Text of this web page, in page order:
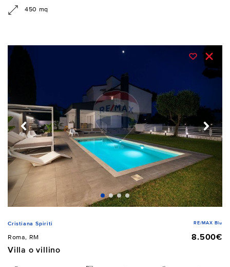
450 mq
Cristiana Spiriti RE/MAX Blu
Roma, RM
8.500€
Villa o villino